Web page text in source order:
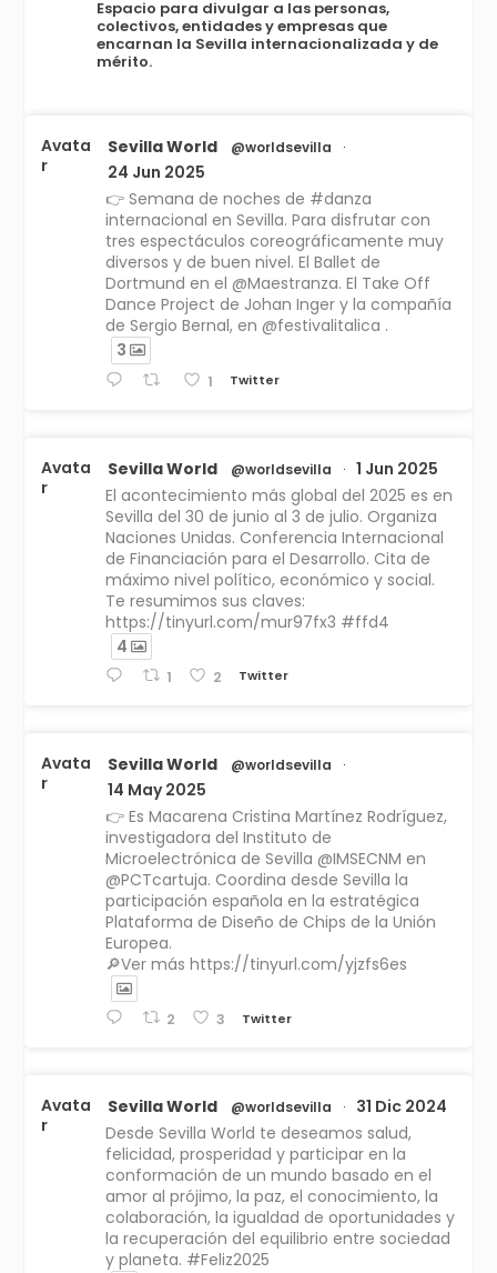
Espacio para divulgar a las personas,
colectivos, entidades y empresas que
encarnan la Sevilla internacionalizada y de
mérito.
Avata
r
Sevilla World @worldsevilla ·
24 Jun 2025
👉 Semana de noches de #danza
internacional en Sevilla. Para disfrutar con
tres espectáculos coreográficamente muy
diversos y de buen nivel. El Ballet de
Dortmund en el @Maestranza. El Take Off
Dance Project de Johan Inger y la compañía
de Sergio Bernal, en @festivalitalica .
3
1 Twitter
Avata
r
Sevilla World @worldsevilla ·
1 Jun 2025
El acontecimiento más global del 2025 es en
Sevilla del 30 de junio al 3 de julio. Organiza
Naciones Unidas. Conferencia Internacional
de Financiación para el Desarrollo. Cita de
máximo nivel político, económico y social.
Te resumimos sus claves:
https://tinyurl.com/mur97fx3 #ffd4
4
1 2 Twitter
Avata
r
Sevilla World @worldsevilla ·
14 May 2025
👉 Es Macarena Cristina Martínez Rodríguez,
investigadora del Instituto de
Microelectrónica de Sevilla @IMSECNM en
@PCTcartuja. Coordina desde Sevilla la
participación española en la estratégica
Plataforma de Diseño de Chips de la Unión
Europea.
🔎Ver más https://tinyurl.com/yjzfs6es
2 3 Twitter
Avata
r
Sevilla World @worldsevilla ·
31 Dic 2024
Desde Sevilla World te deseamos salud,
felicidad, prosperidad y participar en la
conformación de un mundo basado en el
amor al prójimo, la paz, el conocimiento, la
colaboración, la igualdad de oportunidades y
la recuperación del equilibrio entre sociedad
y planeta. #Feliz2025